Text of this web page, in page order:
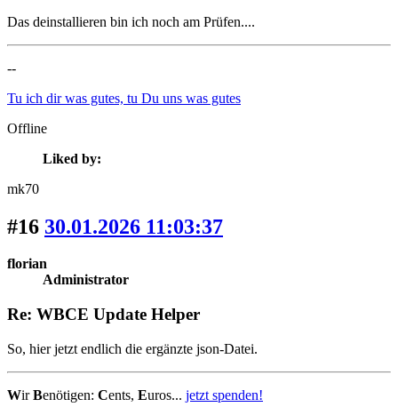
Das deinstallieren bin ich noch am Prüfen....
--
Tu ich dir was gutes, tu Du uns was gutes
Offline
Liked by:
mk70
#16 30.01.2026 11:03:37
florian
Administrator
Re: WBCE Update Helper
So, hier jetzt endlich die ergänzte json-Datei.
WirBenötigen: Cents, Euros... jetzt spenden!